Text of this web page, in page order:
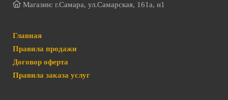
Магазин: г.Самара, ул.Самарская, 161а, н1
Главная
Правила продажи
Договор оферта
Правила заказа услуг